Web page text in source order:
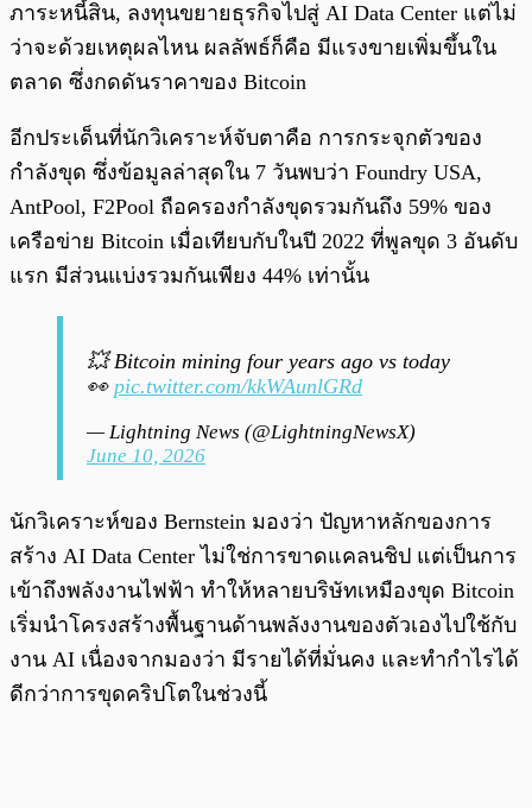
ภาระหนี้สิน, ลงทุนขยายธุรกิจไปสู่ AI Data Center แต่ไม่
ว่าจะด้วยเหตุผลไหน ผลลัพธ์ก็คือ มีแรงขายเพิ่มขึ้นใน
ตลาด ซึ่งกดดันราคาของ Bitcoin
อีกประเด็นที่นักวิเคราะห์จับตาคือ การกระจุกตัวของ
กำลังขุด ซึ่งข้อมูลล่าสุดใน 7 วันพบว่า Foundry USA,
AntPool, F2Pool ถือครองกำลังขุดรวมกันถึง 59% ของ
เครือข่าย Bitcoin เมื่อเทียบกับในปี 2022 ที่พูลขุด 3 อันดับ
แรก มีส่วนแบ่งรวมกันเพียง 44% เท่านั้น
💥 Bitcoin mining four years ago vs today
👀 pic.twitter.com/kkWAunlGRd
— Lightning News (@LightningNewsX)
June 10, 2026
นักวิเคราะห์ของ Bernstein มองว่า ปัญหาหลักของการ
สร้าง AI Data Center ไม่ใช่การขาดแคลนชิป แต่เป็นการ
เข้าถึงพลังงานไฟฟ้า ทำให้หลายบริษัทเหมืองขุด Bitcoin
เริ่มนำโครงสร้างพื้นฐานด้านพลังงานของตัวเองไปใช้กับ
งาน AI เนื่องจากมองว่า มีรายได้ที่มั่นคง และทำกำไรได้
ดีกว่าการขุดคริปโตในช่วงนี้